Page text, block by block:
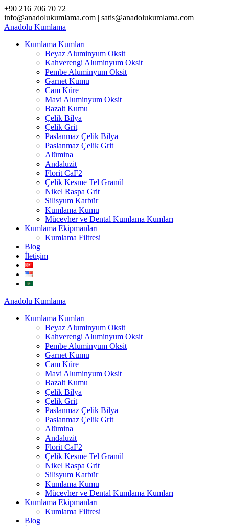
Skip
to
content
+90 216 706 70 72
info@anadolukumlama.com | satis@anadolukumlama.com
Anadolu Kumlama
Kumlama Kumları
Beyaz Aluminyum Oksit
Kahverengi Aluminyum Oksit
Pembe Aluminyum Oksit
Garnet Kumu
Cam Küre
Mavi Aluminyum Oksit
Bazalt Kumu
Çelik Bilya
Çelik Grit
Paslanmaz Çelik Bilya
Paslanmaz Çelik Grit
Alümina
Andaluzit
Florit CaF2
Çelik Kesme Tel Granül
Nikel Raspa Grit
Silisyum Karbür
Kumlama Kumu
Mücevher ve Dental Kumlama Kumları
Kumlama Ekipmanları
Kumlama Filtresi
Blog
İletişim
Anadolu Kumlama
Kumlama Kumları
Beyaz Aluminyum Oksit
Kahverengi Aluminyum Oksit
Pembe Aluminyum Oksit
Garnet Kumu
Cam Küre
Mavi Aluminyum Oksit
Bazalt Kumu
Çelik Bilya
Çelik Grit
Paslanmaz Çelik Bilya
Paslanmaz Çelik Grit
Alümina
Andaluzit
Florit CaF2
Çelik Kesme Tel Granül
Nikel Raspa Grit
Silisyum Karbür
Kumlama Kumu
Mücevher ve Dental Kumlama Kumları
Kumlama Ekipmanları
Kumlama Filtresi
Blog